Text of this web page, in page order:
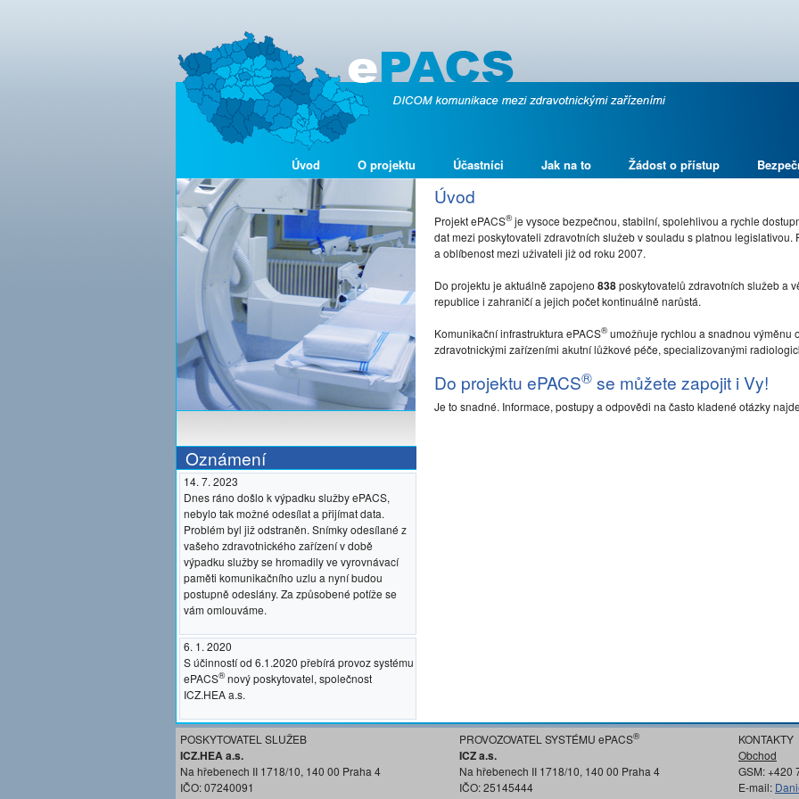
Úvod O projektu Účastníci Jak na to Žádost o přístup
Oznámení
14. 7. 2023
Dnes ráno došlo k výpadku služby ePACS,
nebylo tak možné odesílat a přijímat data.
Problém byl již odstraněn. Snímky odesílané z
vašeho zdravotnického zařízení v době
výpadku služby se hromadily ve vyrovnávací
paměti komunikačního uzlu a nyní budou
postupně odeslány. Za způsobené potíže se
vám omlouváme.
6. 1. 2020
S účinností od 6.1.2020 přebírá provoz systému
ePACS®nový poskytovatel, společnost
ICZ.HEA a.s.
Úvod
Projekt ePACS®je vysoce bezpečnou, stabilní, spolehlivou a rychle
dat mezi poskytovateli zdravotních služeb v souladu s platnou legislativou.
a oblíbenost mezi uživateli již od roku 2007.
Do projektu je aktuálně zapojeno 838poskytovatelů zdravotních služeb a
republice i zahraničí a jejich počet kontinuálně narůstá.
Komunikační infrastruktura ePACS®umožňuje rychlou a snadnou výměnu
zdravotnickými zařízeními akutní lůžkové péče, specializovanými
Do projektu ePACS® se můžete zapojit i Vy!
Je to snadné. Informace, postupy a odpovědi na často kladené otázky
POSKYTOVATEL SLUŽEB
ICZ.HEA a.s.
Na hřebenech II 1718/10, 140 00 Praha 4
IČO: 07240091
PROVOZOVATEL SYSTÉMU ePACS®
ICZ a.s.
Na hřebenech II 1718/10, 140 00 Praha 4
IČO: 25145444
KONTAKTY
Obchod
GSM: +420
E-mail: